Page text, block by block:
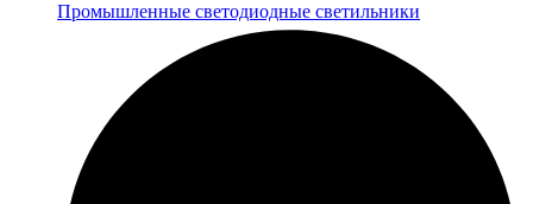
Промышленные светодиодные светильники